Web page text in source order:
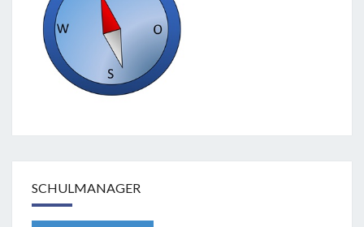
SCHULMANAGER